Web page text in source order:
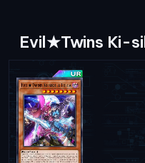
Evil★Twins Ki-